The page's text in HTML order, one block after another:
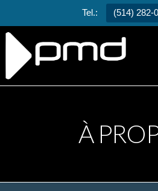
Tel.: (514) 282-
À